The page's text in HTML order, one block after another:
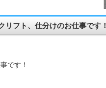
リフト、仕分けのお仕事です！
です！